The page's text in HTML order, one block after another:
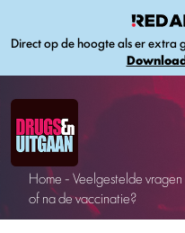
Direct op de hoogte als er extra
Home-Veelgestelde vragen
of na de vaccinatie?